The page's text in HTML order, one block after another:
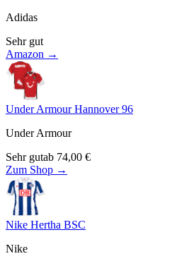
Adidas
Sehr gut
Amazon →
Under Armour Hannover 96
Under Armour
Sehr gutab 74,00 €
Zum Shop →
Nike Hertha BSC
Nike